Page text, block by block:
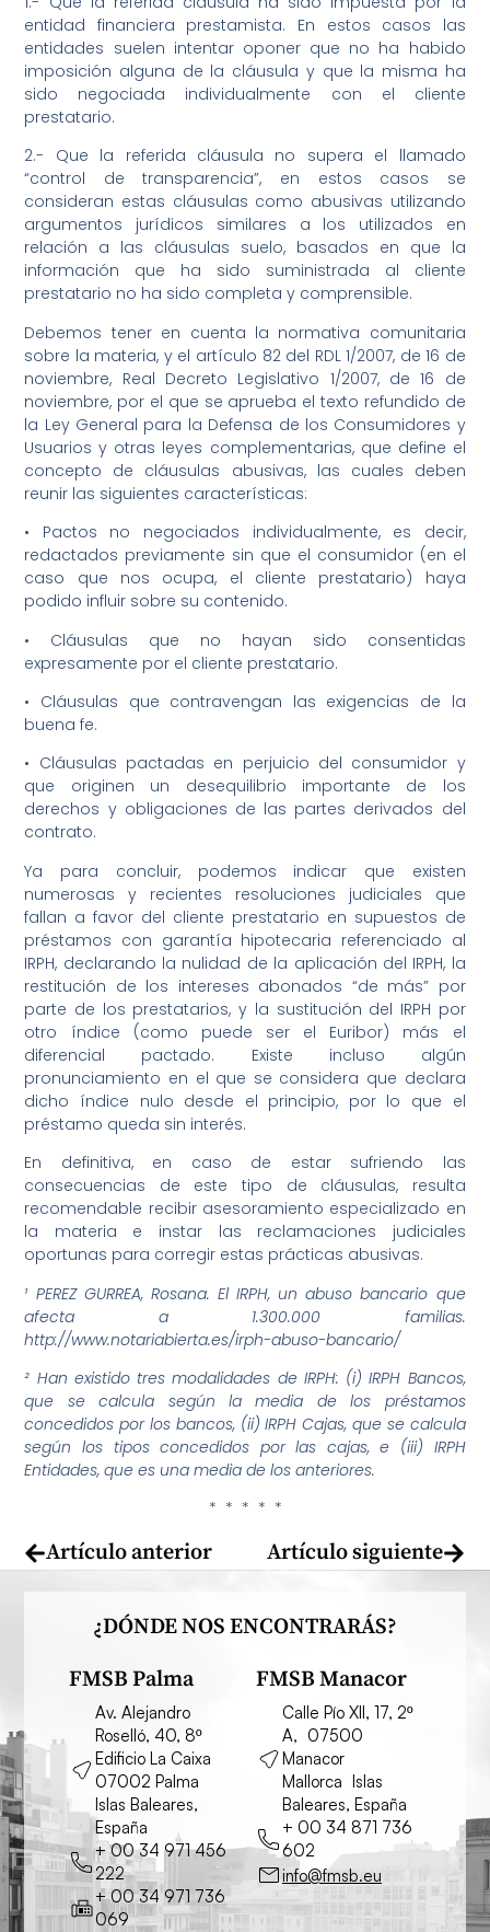
entidad financiera prestamista. En estos casos las
entidades suelen intentar oponer que no ha habido
imposición alguna de la cláusula y que la misma ha
sido negociada individualmente con el cliente
prestatario.
2.- Que la referida cláusula no supera el llamado
“control de transparencia”, en estos casos se
consideran estas cláusulas como abusivas utilizando
argumentos jurídicos similares a los utilizados en
relación a las cláusulas suelo, basados en que la
información que ha sido suministrada al cliente
prestatario no ha sido completa y comprensible.
Debemos tener en cuenta la normativa comunitaria
sobre la materia, y el artículo 82 del RDL 1/2007, de 16 de
noviembre, Real Decreto Legislativo 1/2007, de 16 de
noviembre, por el que se aprueba el texto refundido de
la Ley General para la Defensa de los Consumidores y
Usuarios y otras leyes complementarias, que define el
concepto de cláusulas abusivas, las cuales deben
reunir las siguientes características:
• Pactos no negociados individualmente, es decir,
redactados previamente sin que el consumidor (en el
caso que nos ocupa, el cliente prestatario) haya
podido influir sobre su contenido.
• Cláusulas que no hayan sido consentidas
expresamente por el cliente prestatario.
• Cláusulas que contravengan las exigencias de la
buena fe.
• Cláusulas pactadas en perjuicio del consumidor y
que originen un desequilibrio importante de los
derechos y obligaciones de las partes derivados del
contrato.
Ya para concluir, podemos indicar que existen
numerosas y recientes resoluciones judiciales que
fallan a favor del cliente prestatario en supuestos de
préstamos con garantía hipotecaria referenciado al
IRPH, declarando la nulidad de la aplicación del IRPH, la
restitución de los intereses abonados “de más” por
parte de los prestatarios, y la sustitución del IRPH por
otro índice (como puede ser el Euribor) más el
diferencial pactado. Existe incluso algún
pronunciamiento en el que se considera que declara
dicho índice nulo desde el principio, por lo que el
préstamo queda sin interés.
En definitiva, en caso de estar sufriendo las
consecuencias de este tipo de cláusulas, resulta
recomendable recibir asesoramiento especializado en
la materia e instar las reclamaciones judiciales
oportunas para corregir estas prácticas abusivas.
¹ PEREZ GURREA, Rosana. El IRPH, un abuso bancario que
afecta a 1.300.000 familias.
http://www.notariabierta.es/irph-abuso-bancario/
² Han existido tres modalidades de IRPH: (i) IRPH Bancos,
que se calcula según la media de los préstamos
concedidos por los bancos, (ii) IRPH Cajas, que se calcula
según los tipos concedidos por las cajas, e (iii) IRPH
Entidades, que es una media de los anteriores.
* * * * *
Artículo anterior Artículo siguiente
¿DÓNDE NOS ENCONTRARÁS?
FMSB Palma
Av. Alejandro
Roselló, 40, 8º
Edificio La Caixa
07002 Palma
Islas Baleares,
España
+ 00 34 971 456
222
+ 00 34 971 736
069
FMSB Manacor
Calle Pío XII, 17, 2º
A, 07500
Manacor
Mallorca Islas
Baleares, España
+ 00 34 871 736
602
info@fmsb.eu